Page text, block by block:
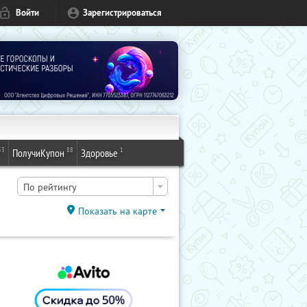
Войти Зарегистрироваться
ПолучиКупон 88 Здоровье 1
По рейтингу
Показать на карте